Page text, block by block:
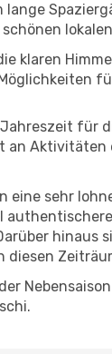
klaren
für
an
eine sehr
hinaus
diesen